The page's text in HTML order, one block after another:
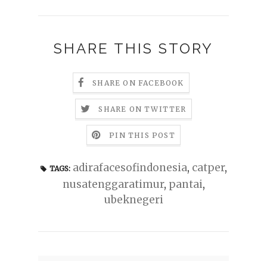
SHARE THIS STORY
SHARE ON FACEBOOK
SHARE ON TWITTER
PIN THIS POST
TAGS: adirafacesofindonesia, catper,
nusatenggaratimur, pantai,
ubeknegeri